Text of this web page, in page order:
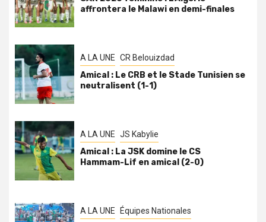
affrontera le Malawi en demi-finales
A LA UNE CR Belouizdad
Amical : Le CRB et le Stade Tunisien se
neutralisent (1-1)
A LA UNE JS Kabylie
Amical : La JSK domine le CS
Hammam-Lif en amical (2-0)
A LA UNE Équipes Nationales